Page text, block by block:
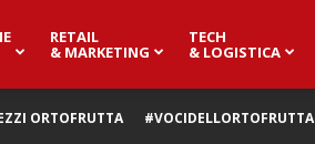
RETAIL
& MARKETING
TECH
& LOGISTICA
ORTOFRUTTA #VOCIDELLORTOFRUTTA